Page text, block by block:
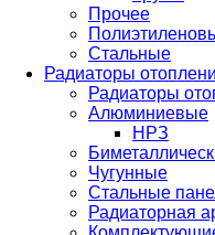
Прочее
Стальные
Радиаторы
Радиаторы
Алюминиевые
НРЗ
Чугунные
Стальные
Радиаторная